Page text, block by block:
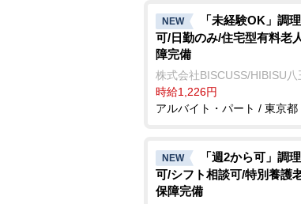
NEW
「未経験OK」調
可/日勤のみ/住宅型有料老
障完備
株式会社BISCUSS/HIBISU八
時給1,226円
アルバイト・パート / 東京都
NEW
「週2から可」調
可/シフト相談可/特別養護
保障完備